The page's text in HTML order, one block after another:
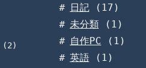
(2)
日記(17)
未分類(1)
自作PC (1)
英語(1)